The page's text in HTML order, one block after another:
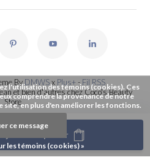
Ajouter au panier
ByDMWSx Plus+-Fil RSS
et bien d'autres chez Coco's Beauty
Store
l'utilisation des témoins (cookies). Ces
comprendre la provenance de notre
en plus d'en améliorer les fonctions.
ce message
les témoins (cookies) »